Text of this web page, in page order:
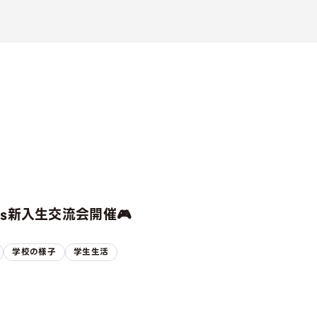
入生交流会開催🎮
学校の様子 学生生活